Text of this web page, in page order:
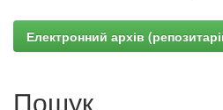
Електронний архів
Пошук